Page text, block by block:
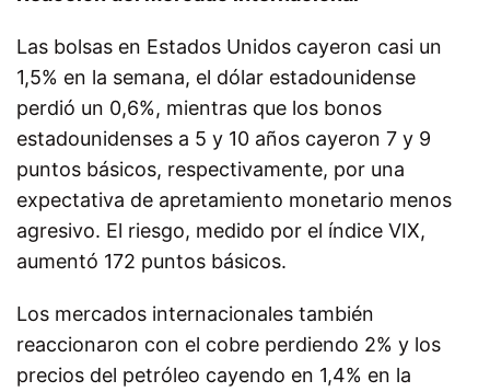
Las bolsas en Estados Unidos cayeron casi un
1,5% en la semana, el dólar estadounidense
perdió un 0,6%, mientras que los bonos
estadounidenses a 5 y 10 años cayeron 7 y 9
puntos básicos, respectivamente, por una
expectativa de apretamiento monetario menos
agresivo. El riesgo, medido por el índice VIX,
aumentó 172 puntos básicos.
Los mercados internacionales también
reaccionaron con el cobre perdiendo 2% y los
precios del petróleo cayendo en 1,4% en la